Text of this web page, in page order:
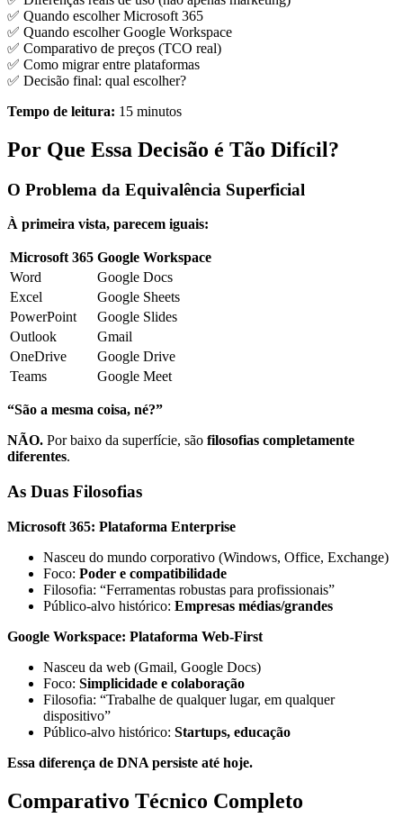
✅ Quando escolher Microsoft 365
✅ Quando escolher Google Workspace
✅ Comparativo de preços (TCO real)
✅ Como migrar entre plataformas
✅ Decisão final: qual escolher?
Tempo de leitura: 15 minutos
Por Que Essa Decisão é Tão Difícil?
O Problema da Equivalência Superficial
À primeira vista, parecem iguais:
Microsoft 365 Google Workspace
Word
Google Docs
Excel
Google Sheets
PowerPoint
Google Slides
Outlook
Gmail
OneDrive
Google Drive
Teams
Google Meet
“São a mesma coisa, né?”
NÃO. Por baixo da superfície, são filosofias completamente
diferentes.
As Duas Filosofias
Microsoft 365: Plataforma Enterprise
Nasceu do mundo corporativo (Windows, Office, Exchange)
Foco: Poder e compatibilidade
Filosofia: “Ferramentas robustas para profissionais”
Público-alvo histórico: Empresas médias/grandes
Google Workspace: Plataforma Web-First
Nasceu da web (Gmail, Google Docs)
Foco: Simplicidade e colaboração
Filosofia: “Trabalhe de qualquer lugar, em qualquer
dispositivo”
Público-alvo histórico: Startups, educação
Essa diferença de DNA persiste até hoje.
Comparativo Técnico Completo